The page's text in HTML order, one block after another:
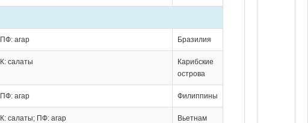
ПФ: агар Бразилия
К: салаты
Карибские
острова
ПФ: агар Филиппины
К: салаты; ПФ: агар Вьетнам